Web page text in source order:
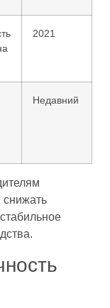
2021
Недавний
снижать